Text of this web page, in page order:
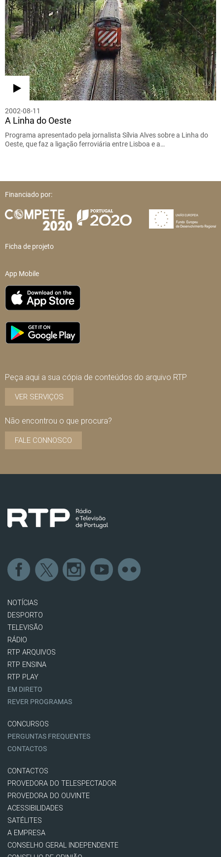
2002-08-11
A Linha do Oeste
Programa apresentado pela jornalista Sílvia Alves sobre a Linha do
Oeste, que faz a ligação ferroviária entre Lisboa e a…
Financiado por:
Ficha de projeto
App Mobile
Peça aqui a sua cópia de conteúdos do arquivo RTP
VER SERVIÇOS
Não encontrou o que procura?
FALE CONNOSCO
NOTÍCIAS
DESPORTO
TELEVISÃO
RÁDIO
RTP ARQUIVOS
RTP ENSINA
RTP PLAY
EM DIRETO
REVER PROGRAMAS
CONCURSOS
PERGUNTAS FREQUENTES
CONTACTOS
CONTACTOS
PROVEDORA DO TELESPECTADOR
PROVEDORA DO OUVINTE
ACESSIBILIDADES
SATÉLITES
A EMPRESA
CONSELHO GERAL INDEPENDENTE